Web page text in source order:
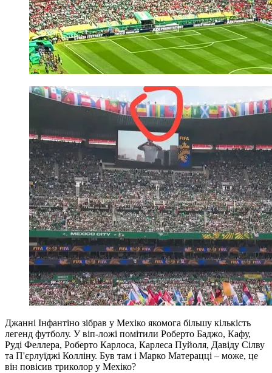
Джанні Інфантіно зібрав у Мехіко якомога більшу кількість
легенд футболу. У віп-ложі помітили Роберто Баджо, Кафу,
Руді Феллера, Роберто Карлоса, Карлеса Пуйоля, Давіду Сілву
та П'єрлуїджі Колліну. Був там і Марко Матерацці – може, це
він повісив триколор у Мехіко?